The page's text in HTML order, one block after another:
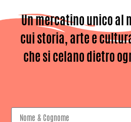
Un mercatino unico al
cui storia, arte e
che si celano dietro